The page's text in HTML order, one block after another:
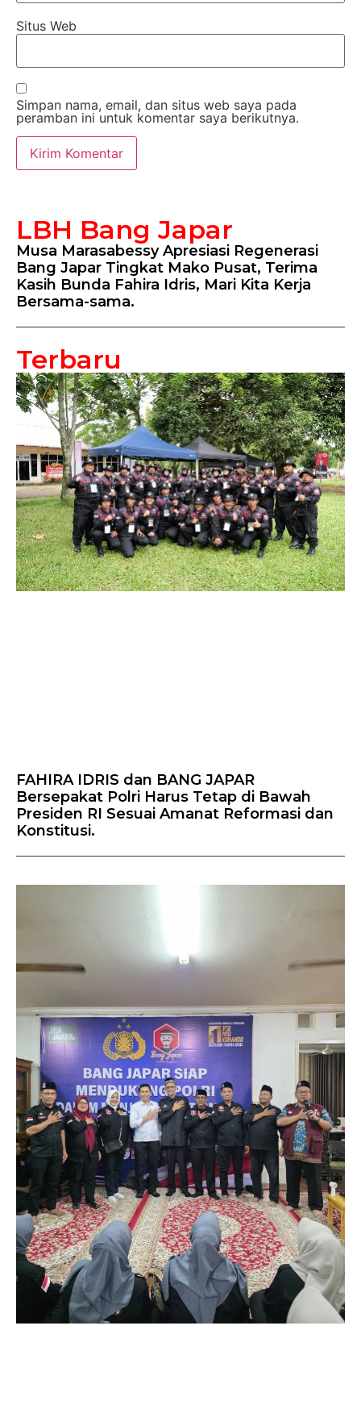
Situs Web
Simpan nama, email, dan situs web saya pada
peramban ini untuk komentar saya berikutnya.
LBH Bang Japar
Musa Marasabessy Apresiasi Regenerasi
Bang Japar Tingkat Mako Pusat, Terima
Kasih Bunda Fahira Idris, Mari Kita Kerja
Bersama-sama.
Terbaru
FAHIRA IDRIS dan BANG JAPAR
Bersepakat Polri Harus Tetap di Bawah
Presiden RI Sesuai Amanat Reformasi dan
Konstitusi.